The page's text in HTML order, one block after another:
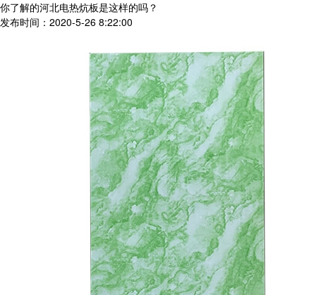
你了解的河北电热炕板是这样的吗？
发布时间：2020-5-26 8:22:00